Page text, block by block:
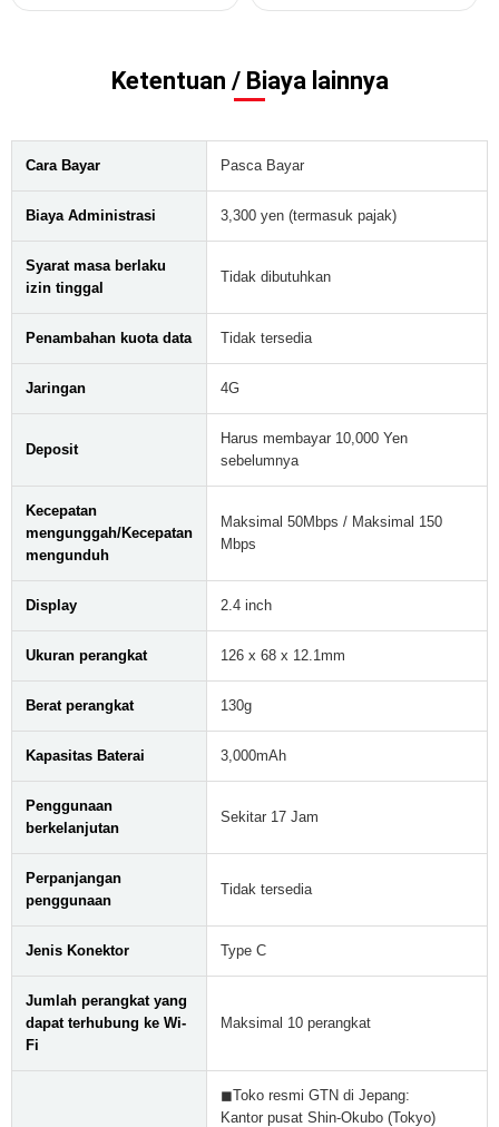
Ketentuan / Biaya lainnya
Cara Bayar Pasca Bayar
Biaya Administrasi 3,300 yen (termasuk pajak)
Syarat masa berlaku
izin tinggal
Tidak dibutuhkan
Penambahan kuota data Tidak tersedia
Jaringan 4G
Deposit
Harus membayar 10,000 Yen
sebelumnya
Kecepatan
mengunggah/Kecepatan
mengunduh
Maksimal 50Mbps / Maksimal 150
Mbps
Display 2.4 inch
Ukuran perangkat 126 x 68 x 12.1mm
Berat perangkat 130g
Kapasitas Baterai 3,000mAh
Penggunaan
berkelanjutan
Sekitar 17 Jam
Perpanjangan
penggunaan
Tidak tersedia
Jenis Konektor Type C
Jumlah perangkat yang
dapat terhubung ke Wi-
Fi
Maksimal 10 perangkat
◼Toko resmi GTN di Jepang:
Kantor pusat Shin-Okubo (Tokyo)